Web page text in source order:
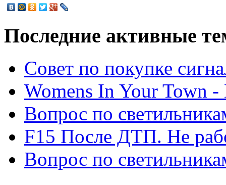
Последние активные
Cовет по покупке
Womens In Your Town
Вопрос по
F15 После ДТП. Не
Вопрос по